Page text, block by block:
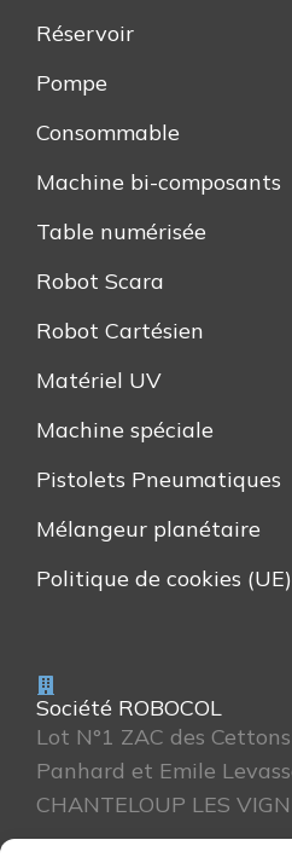
Réservoir
Pompe
Consommable
Machine bi-composants
Table numérisée
Robot Scara
Robot Cartésien
Matériel UV
Machine spéciale
Pistolets Pneumatiques
Mélangeur planétaire
Politique de cookies (UE)
Société ROBOCOL
Lot N°1 ZAC des
Panhard et Emile
CHANTELOUP LES